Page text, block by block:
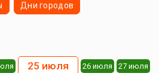
Дни городов
25 июля 26 июля 27 июля